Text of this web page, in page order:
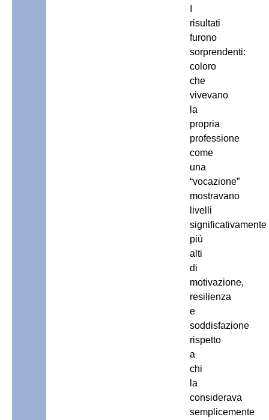
risultati
furono
sorprendenti:
coloro
che
vivevano
la
propria
professione
come
una
“vocazione”
mostravano
livelli
significativamente
più
alti
di
motivazione,
resilienza
e
soddisfazione
rispetto
a
chi
la
considerava
semplicemente